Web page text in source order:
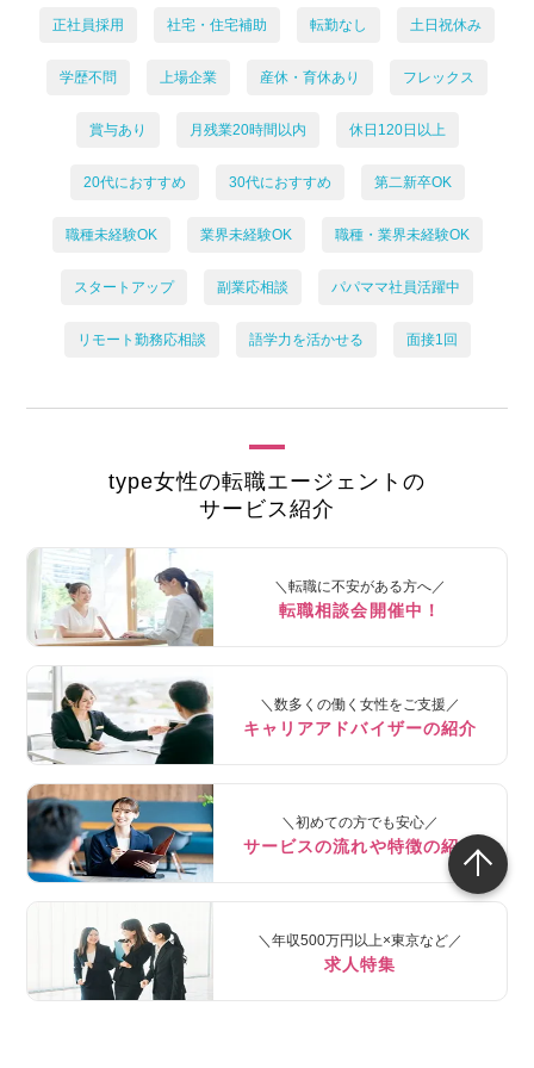
正社員採用 社宅・住宅補助 転勤なし 土日祝休み
学歴不問 上場企業 産休・育休あり フレックス
賞与あり 月残業20時間以内 休日120日以上
20代におすすめ 30代におすすめ 第二新卒OK
職種未経験OK 業界未経験OK 職種・業界未経験OK
スタートアップ 副業応相談 パパママ社員活躍中
リモート勤務応相談 語学力を活かせる 面接1回
type女性の転職エージェントの
サービス紹介
＼転職に不安がある方へ／
転職相談会開催中！
＼数多くの働く女性をご支援／
キャリアアドバイザーの紹介
＼初めての方でも安心／
サービスの流れや特徴の紹介
＼年収500万円以上×東京など／
求人特集